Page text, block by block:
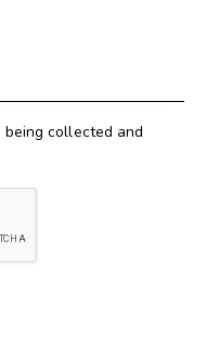
collected and